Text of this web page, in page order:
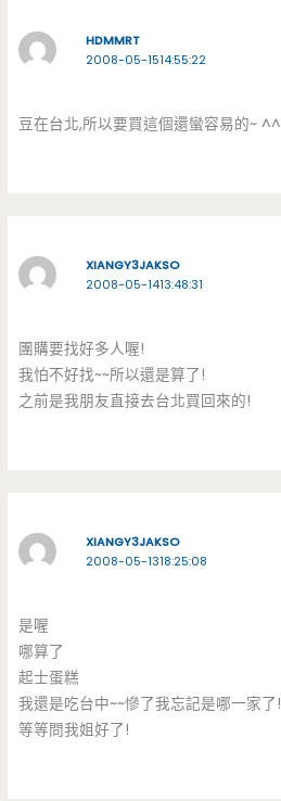
HDMMRT
2008-05-1514:55:22
豆在台北,所以要買這個還蠻容易的~ ^^
XIANGY3JAKSO
2008-05-1413:48:31
團購要找好多人喔!
我怕不好找~~所以還是算了!
之前是我朋友直接去台北買回來的!
XIANGY3JAKSO
2008-05-1318:25:08
是喔
哪算了
起士蛋糕
我還是吃台中~~慘了我忘記是哪一家了!
等等問我姐好了!